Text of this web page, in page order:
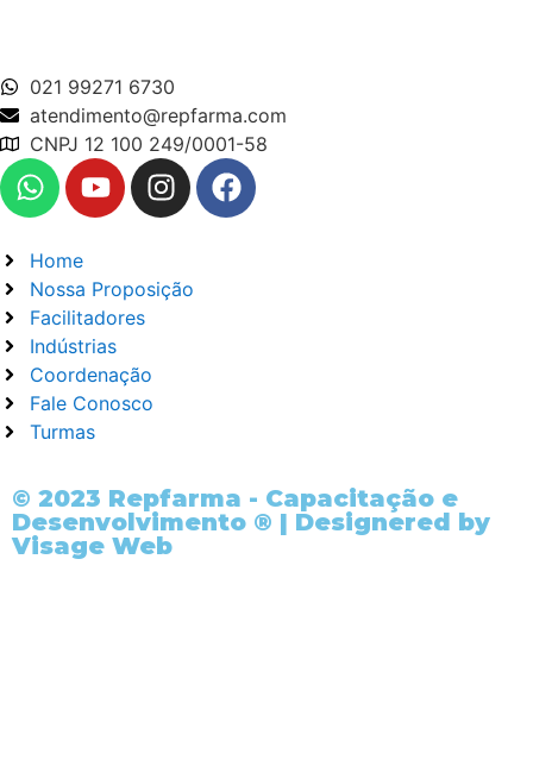
021 99271 6730
atendimento@repfarma.com
CNPJ 12 100 249/0001-58
Home
Nossa Proposição
Facilitadores
Indústrias
Coordenação
Fale Conosco
Turmas
© 2023 Repfarma - Capacitação e
Desenvolvimento ® | Designered by
Visage Web